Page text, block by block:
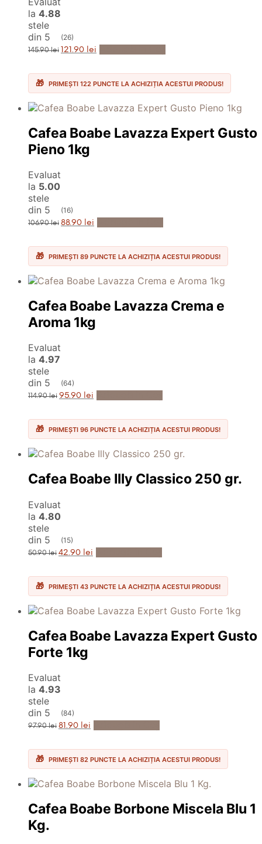
la 4.88
stele
din 5
(26)
145.90lei Prețul
inițial
fost:
145.90 lei.
121.90 lei Prețul
curent
121.90 lei.
PRIMEȘTI 122 PUNCTE LA ACHIZIȚIA ACESTUI PRODUS!
Cafea Boabe Lavazza Expert Gusto
Pieno 1kg
Evaluat
la 5.00
stele
din 5
(16)
106.90lei Prețul
inițial
fost:
106.90 lei.
88.90 lei Prețul
curent
88.90 lei.
PRIMEȘTI 89 PUNCTE LA ACHIZIȚIA ACESTUI PRODUS!
Cafea Boabe Lavazza Crema e
Aroma 1kg
Evaluat
la 4.97
stele
din 5
(64)
114.90lei Prețul
inițial
fost:
114.90 lei.
95.90 lei Prețul
curent
95.90 lei.
PRIMEȘTI 96 PUNCTE LA ACHIZIȚIA ACESTUI PRODUS!
Cafea Boabe Illy Classico 250 gr.
Evaluat
la 4.80
stele
din 5
(15)
50.90lei Prețul
inițial
fost:
50.90 lei.
42.90 lei Prețul
curent
42.90 lei.
PRIMEȘTI 43 PUNCTE LA ACHIZIȚIA ACESTUI PRODUS!
Cafea Boabe Lavazza Expert Gusto
Forte 1kg
Evaluat
la 4.93
stele
din 5
(84)
97.90lei Prețul
inițial
fost:
97.90 lei.
81.90 lei Prețul
curent
81.90 lei.
PRIMEȘTI 82 PUNCTE LA ACHIZIȚIA ACESTUI PRODUS!
Cafea Boabe Borbone Miscela Blu 1
Kg.